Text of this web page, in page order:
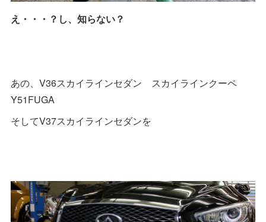
え・・・？し、知らない？
あの、V36スカイラインセダン スカイラインクーペ
Y51FUGA
そしてV37スカイラインセダンを